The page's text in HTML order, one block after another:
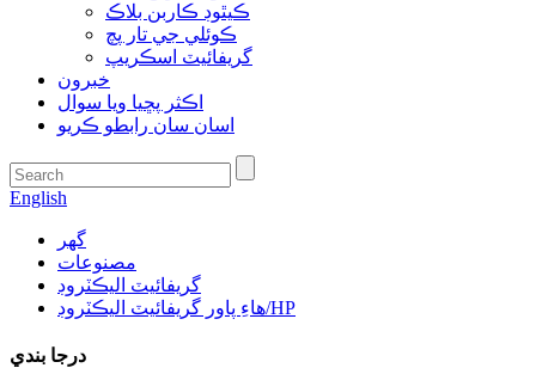
ڪيٿوڊ ڪاربن بلاڪ
ڪوئلي جي تار پچ
گريفائيٽ اسڪريپ
خبرون
اڪثر پڇيا ويا سوال
اسان سان رابطو ڪريو
English
گھر
مصنوعات
گريفائيٽ اليڪٽروڊ
هاءِ پاور گريفائيٽ اليڪٽروڊ/HP
درجا بندي